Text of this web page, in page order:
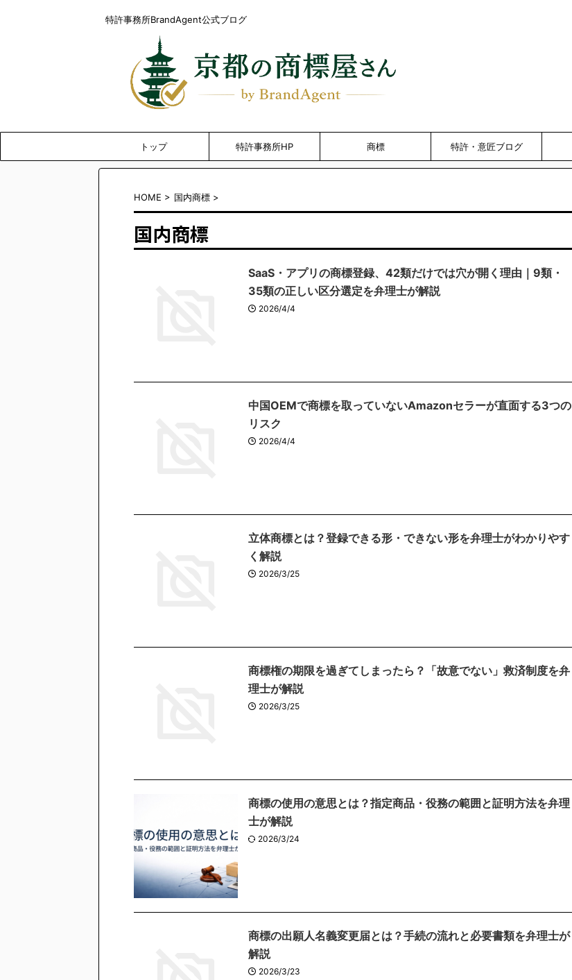
特許事務所BrandAgent公式ブログ
トップ 特許事務所HP 商標 特許・意匠ブログ
HOME > 国内商標 >
国内商標
SaaS・アプリの商標登録、42類だけでは穴が開く理由｜9類・
35類の正しい区分選定を弁理士が解説
2026/4/4
中国OEMで商標を取っていないAmazonセラーが直面する3つの
リスク
2026/4/4
立体商標とは？登録できる形・できない形を弁理士がわかりやす
く解説
2026/3/25
商標権の期限を過ぎてしまったら？「故意でない」救済制度を弁
理士が解説
2026/3/25
商標の使用の意思とは？指定商品・役務の範囲と証明方法を弁理
士が解説
2026/3/24
商標の出願人名義変更届とは？手続の流れと必要書類を弁理士が
解説
2026/3/23